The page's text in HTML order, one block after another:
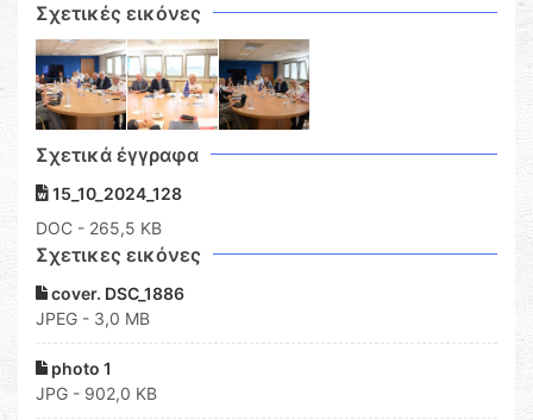
Σχετικές εικόνες
Σχετικά έγγραφα
15_10_2024_128
DOC - 265,5 KB
Σχετικες εικόνες
cover. DSC_1886
JPEG - 3,0 MB
photo 1
JPG - 902,0 KB